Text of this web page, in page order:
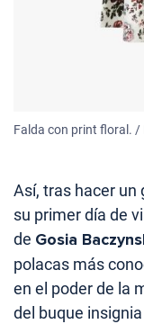
Falda con print floral. /
Así, tras hacer un
su primer día de
de Gosia
polacas más
en el poder de la
del buque